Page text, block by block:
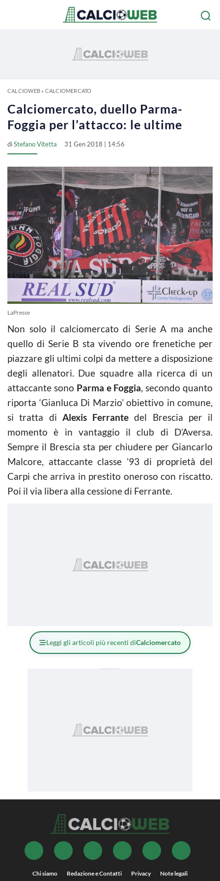
CALCIOWEB» CALCIOMERCATO
Calciomercato, duello Parma-
Foggia per l’attacco: le ultime
diStefano Vitetta 31 Gen 2018 | 14:56
LaPresse
Non solo il calciomercato di Serie A ma anche
quello di Serie B sta vivendo ore frenetiche per
piazzare gli ultimi colpi da mettere a disposizione
degli allenatori. Due squadre alla ricerca di un
attaccante sono Parma e Foggia, secondo quanto
riporta ‘Gianluca Di Marzio’ obiettivo in comune,
si tratta di Alexis Ferrante del Brescia per il
momento è in vantaggio il club di D’Aversa.
Sempre il Brescia sta per chiudere per Giancarlo
Malcore, attaccante classe ’93 di proprietà del
Carpi che arriva in prestito oneroso con riscatto.
Poi il via libera alla cessione di Ferrante.
Leggi gli articoli più recenti diCalciomercato
Chi siamo Redazione e Contatti Privacy Note legali